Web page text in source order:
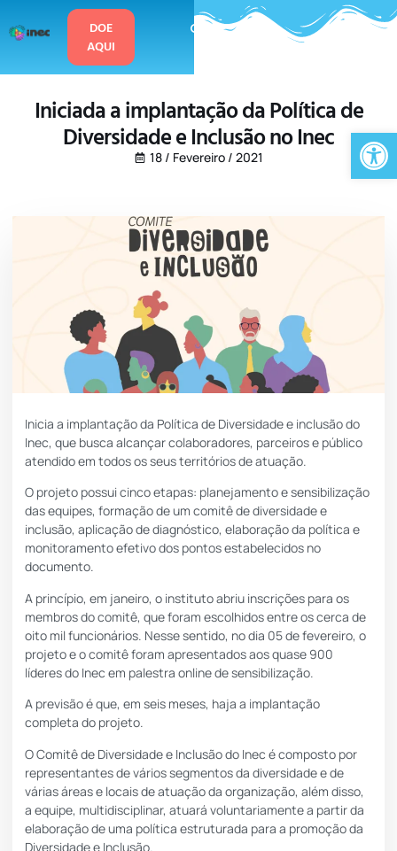
DOE
AQUI
Iniciada a implantação da Política de
Diversidade e Inclusão no Inec
18 / Fevereiro / 2021
Inicia a implantação da Política de Diversidade e inclusão do
Inec, que busca alcançar colaboradores, parceiros e público
atendido em todos os seus territórios de atuação.
O projeto possui cinco etapas: planejamento e sensibilização
das equipes, formação de um comitê de diversidade e
inclusão, aplicação de diagnóstico, elaboração da política e
monitoramento efetivo dos pontos estabelecidos no
documento.
A princípio, em janeiro, o instituto abriu inscrições para os
membros do comitê, que foram escolhidos entre os cerca de
oito mil funcionários. Nesse sentido, no dia 05 de fevereiro, o
projeto e o comitê foram apresentados aos quase 900
líderes do Inec em palestra online de sensibilização.
A previsão é que, em seis meses, haja a implantação
completa do projeto.
O Comitê de Diversidade e Inclusão do Inec é composto por
representantes de vários segmentos da diversidade e de
várias áreas e locais de atuação da organização, além disso,
a equipe, multidisciplinar, atuará voluntariamente a partir da
elaboração de uma política estruturada para a promoção da
Diversidade e Inclusão.